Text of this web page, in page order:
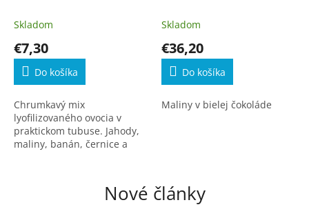
Skladom
€7,30
Do košíka
Chrumkavý mix
lyofilizovaného ovocia v
praktickom tubuse. Jahody,
maliny, banán, černice a
Skladom
€36,20
Do košíka
Maliny v bielej čokoláde
Nové články